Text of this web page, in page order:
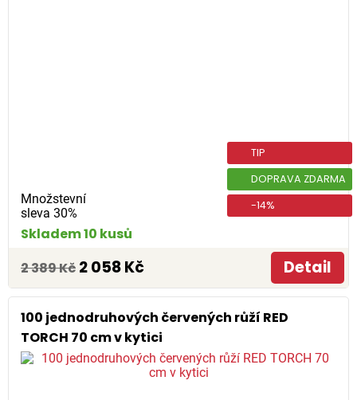
Množstevní
sleva 30%
TIP
DOPRAVA ZDARMA
-14%
Skladem 10 kusů
2 389 Kč 2 058 Kč Detail
100 jednodruhových červených růží RED
TORCH 70 cm v kytici